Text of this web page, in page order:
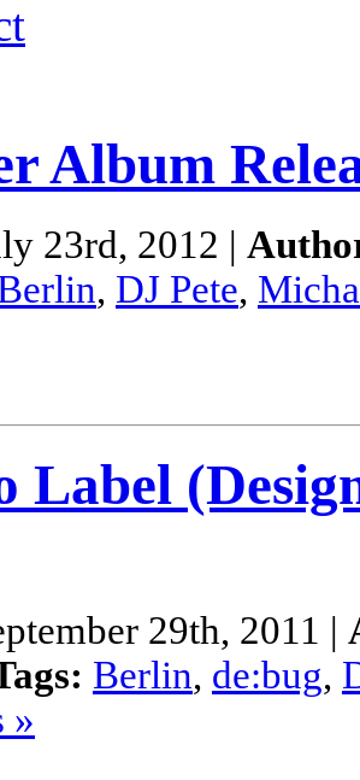
Album
23rd, 2012 |
, DJ Pete,
Label
29th, 2011 |
Berlin, de:bug,
»